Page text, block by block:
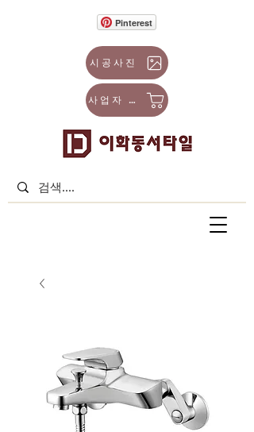
사업자 몰
시공사진
Pinterest